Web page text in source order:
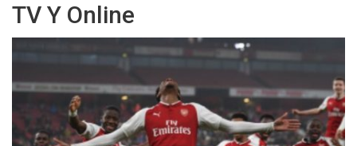
TV Y Online